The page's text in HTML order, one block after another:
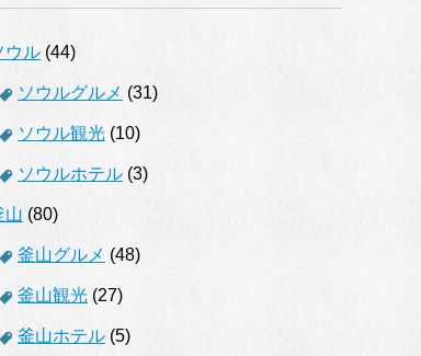
ウル (44)
ソウルグルメ (31)
ソウル観光 (10)
ソウルホテル (3)
山 (80)
釜山グルメ (48)
釜山観光 (27)
釜山ホテル (5)